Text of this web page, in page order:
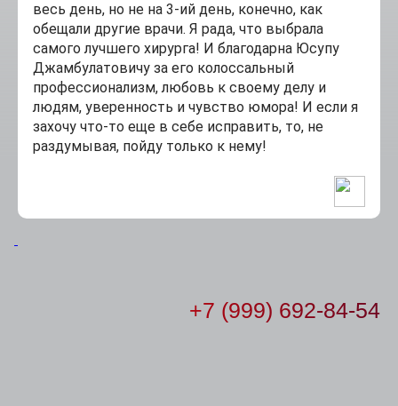
весь день, но не на 3-ий день, конечно, как
обещали другие врачи. Я рада, что выбрала
самого лучшего хирурга! И благодарна Юсупу
Джамбулатовичу за его колоссальный
профессионализм, любовь к своему делу и
людям, уверенность и чувство юмора! И если я
захочу что-то еще в себе исправить, то, не
раздумывая, пойду только к нему!
+7 (999) 692-84-54